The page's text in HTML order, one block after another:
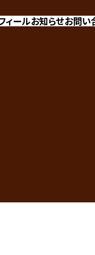
ィールお知らせお問い